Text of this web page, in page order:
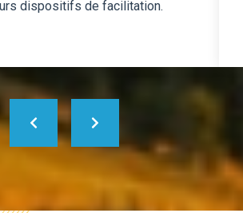
dispositifs de facilitation.